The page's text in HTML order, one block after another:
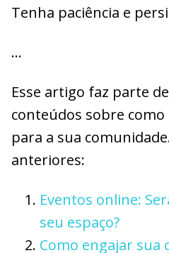
Tenha paciência e
…
Esse artigo faz parte
conteúdos sobre
para a sua
anteriores:
Eventos online:
seu espaço?
Como engajar sua